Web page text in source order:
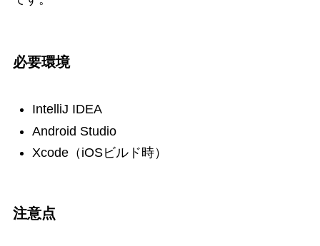
必要環境
IntelliJ IDEA
Android Studio
Xcode（iOSビルド時）
注意点